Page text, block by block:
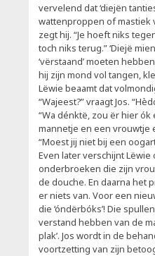
vervelend dat ‘diejën
wattenproppen of mastiek
zegt hij. “Je hoeft niks
toch niks terug.” ‘Diejë
‘vërstaand’ moeten
hij zijn mond vol tangen,
Lëwie beaamt dat
“Wajeest?” vraagt Jos.
“Wa dénktë, zou ër hier
mannetje en een vrouwtje
“Moest jij niet bij een
Even later verschijnt
onderbroeken die zijn
de douche. En daarna het
er niets van. Voor een
die ‘óndërbóks’! Die
verstand hebben van de
plak’. Jos wordt in de
voortzetting van zijn